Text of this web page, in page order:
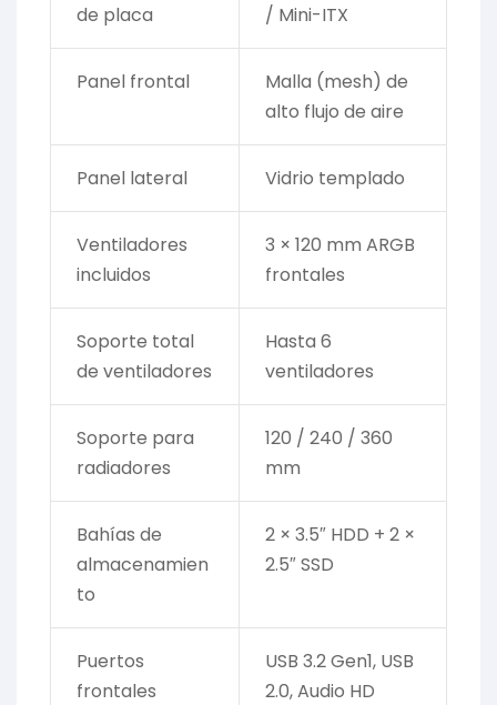
de placa
/ Mini-ITX
Panel frontal
Malla (mesh) de
alto flujo de aire
Panel lateral Vidrio templado
Ventiladores
incluidos
3 × 120 mm ARGB
frontales
Soporte total
de ventiladores
Hasta 6
ventiladores
Soporte para
radiadores
120 / 240 / 360
mm
Bahías de
almacenamien
to
2 × 3.5″ HDD + 2 ×
2.5″ SSD
Puertos
frontales
USB 3.2 Gen1, USB
2.0, Audio HD